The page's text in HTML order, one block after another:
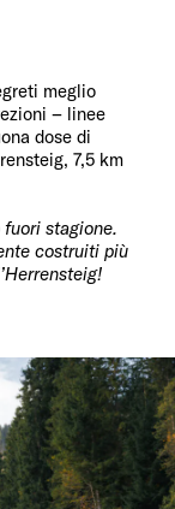
meglio
– linee
dose di
7,5 km
stagione.
costruiti più